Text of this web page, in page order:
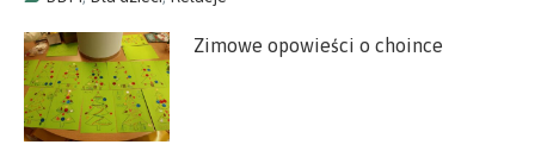
Zimowe opowieści o choince